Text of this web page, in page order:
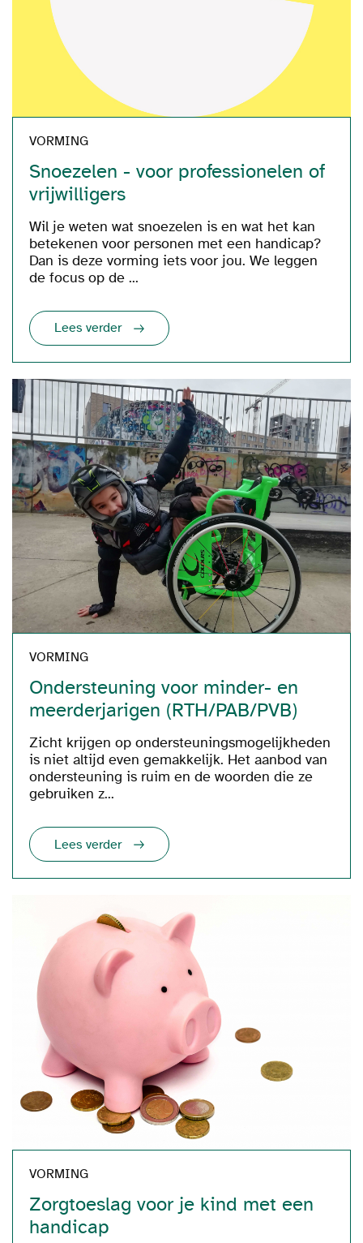
VORMING
Snoezelen - voor professionelen of
vrijwilligers
Wil je weten wat snoezelen is en wat het kan
betekenen voor personen met een handicap?
Dan is deze vorming iets voor jou. We leggen
de focus op de ...
Lees verder
VORMING
Ondersteuning voor minder- en
meerderjarigen (RTH/PAB/PVB)
Zicht krijgen op ondersteuningsmogelijkheden
is niet altijd even gemakkelijk. Het aanbod van
ondersteuning is ruim en de woorden die ze
gebruiken z...
Lees verder
VORMING
Zorgtoeslag voor je kind met een
handicap